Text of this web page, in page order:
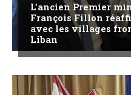
L’ancien Premier
François Fillon
avec les villages
Liban